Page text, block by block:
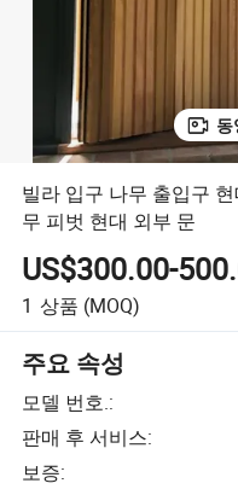
동
빌라 입구 나무 출입구
무 피벗 현대 외부 문
US$300.00-
1 상품 (MOQ)
주요 속성
모델 번호.:
판매 후 서비스:
보증: